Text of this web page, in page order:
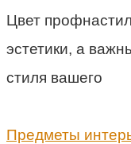
Цвет
эстетики, а
стиля вашего
Предметы